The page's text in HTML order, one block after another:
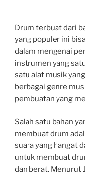
Drum terbuat dari
yang populer ini
dalam mengenai
instrumen yang
satu alat musik
berbagai genre
pembuatan yang
Salah satu bahan
membuat drum
suara yang hangat
untuk membuat
dan berat. Menurut